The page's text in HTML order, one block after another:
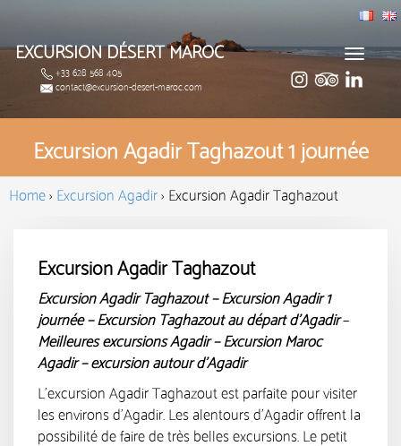
EXCURSION DÉSERT MAROC
+33 628 568 405
contact@excursion-desert-maroc.com
Toggle
Excursion Agadir Taghazout 1 journée
Home › Excursion Agadir › Excursion Agadir Taghazout
Excursion Agadir Taghazout
Excursion Agadir Taghazout – Excursion Agadir 1
journée – Excursion Taghazout au départ d’Agadir–
Meilleures excursions Agadir – Excursion Maroc
Agadir – excursion autour d’Agadir
L’excursion Agadir Taghazout est parfaite pour visiter
les environs d’Agadir. Les alentours d’Agadir offrent la
possibilité de faire de très belles excursions. Le petit